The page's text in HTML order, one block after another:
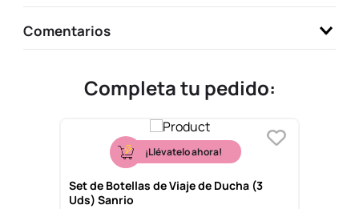
Comentarios
Completa tu pedido:
¡Llévatelo ahora!
Set de Botellas de Viaje de Ducha (3
Uds) Sanrio